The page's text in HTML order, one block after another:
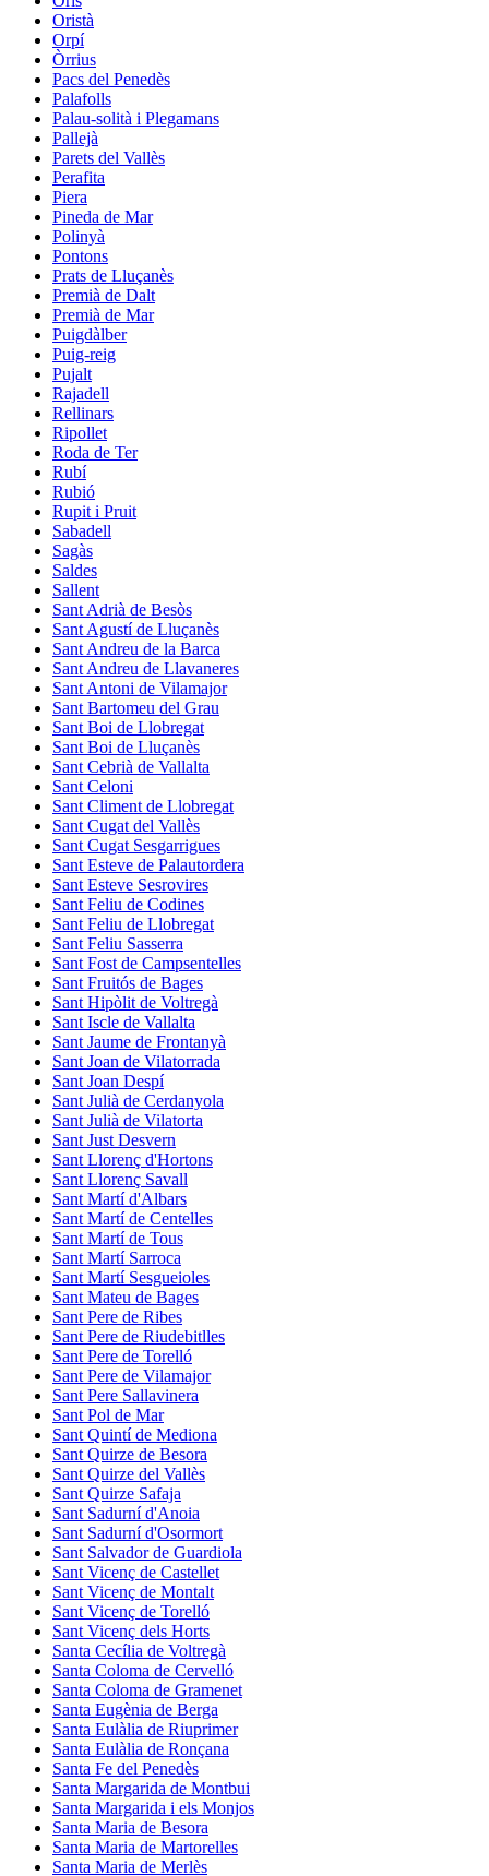
Oristà
Orpí
Òrrius
Pacs del Penedès
Palafolls
Palau-solità i Plegamans
Pallejà
Parets del Vallès
Perafita
Piera
Pineda de Mar
Polinyà
Pontons
Prats de Lluçanès
Premià de Dalt
Premià de Mar
Puigdàlber
Puig-reig
Pujalt
Rajadell
Rellinars
Ripollet
Roda de Ter
Rubí
Rubió
Rupit i Pruit
Sabadell
Sagàs
Saldes
Sallent
Sant Adrià de Besòs
Sant Agustí de Lluçanès
Sant Andreu de la Barca
Sant Andreu de Llavaneres
Sant Antoni de Vilamajor
Sant Bartomeu del Grau
Sant Boi de Llobregat
Sant Boi de Lluçanès
Sant Cebrià de Vallalta
Sant Celoni
Sant Climent de Llobregat
Sant Cugat del Vallès
Sant Cugat Sesgarrigues
Sant Esteve de Palautordera
Sant Esteve Sesrovires
Sant Feliu de Codines
Sant Feliu de Llobregat
Sant Feliu Sasserra
Sant Fost de Campsentelles
Sant Fruitós de Bages
Sant Hipòlit de Voltregà
Sant Iscle de Vallalta
Sant Jaume de Frontanyà
Sant Joan de Vilatorrada
Sant Joan Despí
Sant Julià de Cerdanyola
Sant Julià de Vilatorta
Sant Just Desvern
Sant Llorenç d'Hortons
Sant Llorenç Savall
Sant Martí d'Albars
Sant Martí de Centelles
Sant Martí de Tous
Sant Martí Sarroca
Sant Martí Sesgueioles
Sant Mateu de Bages
Sant Pere de Ribes
Sant Pere de Riudebitlles
Sant Pere de Torelló
Sant Pere de Vilamajor
Sant Pere Sallavinera
Sant Pol de Mar
Sant Quintí de Mediona
Sant Quirze de Besora
Sant Quirze del Vallès
Sant Quirze Safaja
Sant Sadurní d'Anoia
Sant Sadurní d'Osormort
Sant Salvador de Guardiola
Sant Vicenç de Castellet
Sant Vicenç de Montalt
Sant Vicenç de Torelló
Sant Vicenç dels Horts
Santa Cecília de Voltregà
Santa Coloma de Cervelló
Santa Coloma de Gramenet
Santa Eugènia de Berga
Santa Eulàlia de Riuprimer
Santa Eulàlia de Ronçana
Santa Fe del Penedès
Santa Margarida de Montbui
Santa Margarida i els Monjos
Santa Maria de Besora
Santa Maria de Martorelles
Santa Maria de Merlès